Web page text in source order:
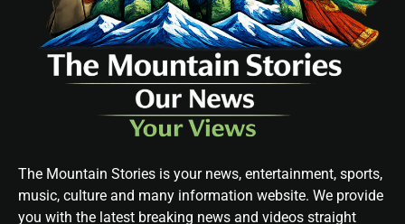
The Mountain Stories is your news, entertainment, sports,
music, culture and many information website. We provide
you with the latest breaking news and videos straight